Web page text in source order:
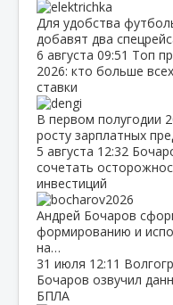
Для удобства
добавят два
6 августа 09:51 Топ
2026: кто больше
ставки
В первом полугодии
росту зарплатных
5 августа 12:32
сочетать
инвестиций
Андрей Бочаров
формированию и
на…
31 июля 12:11
Бочаров озвучил
БПЛА